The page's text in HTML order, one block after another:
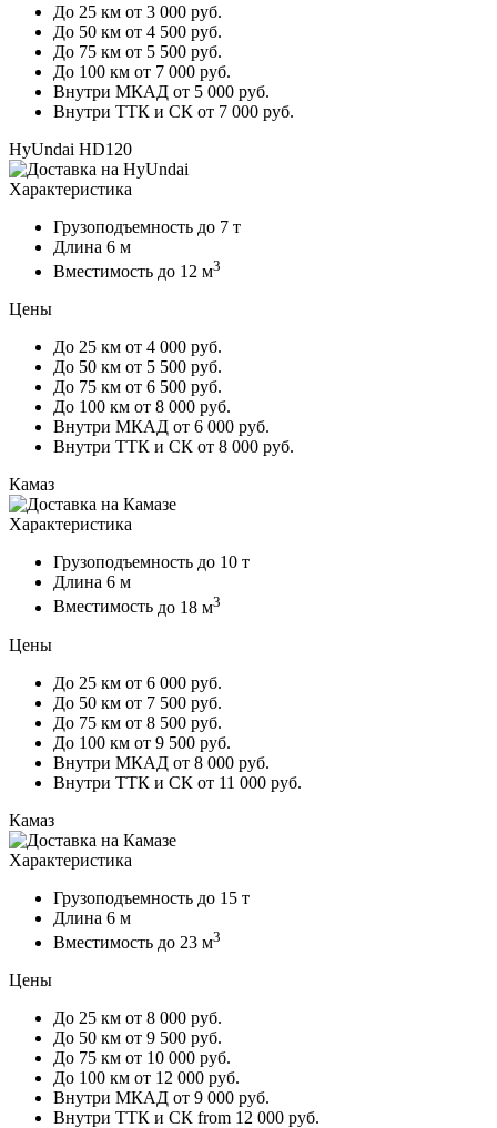
До 25 км от 3 000 руб.
До 50 км от 4 500 руб.
До 75 км от 5 500 руб.
До 100 км от 7 000 руб.
Внутри МКАД от 5 000 руб.
Внутри ТТК и СК от 7 000 руб.
HyUndai HD120
Характеристика
Грузоподъемность до 7 т
Длина 6 м
Вместимость до 12 м3
Цены
До 25 км от 4 000 руб.
До 50 км от 5 500 руб.
До 75 км от 6 500 руб.
До 100 км от 8 000 руб.
Внутри МКАД от 6 000 руб.
Внутри ТТК и СК от 8 000 руб.
Камаз
Характеристика
Грузоподъемность до 10 т
Длина 6 м
Вместимость до 18 м3
Цены
До 25 км от 6 000 руб.
До 50 км от 7 500 руб.
До 75 км от 8 500 руб.
До 100 км от 9 500 руб.
Внутри МКАД от 8 000 руб.
Внутри ТТК и СК от 11 000 руб.
Камаз
Характеристика
Грузоподъемность до 15 т
Длина 6 м
Вместимость до 23 м3
Цены
До 25 км от 8 000 руб.
До 50 км от 9 500 руб.
До 75 км от 10 000 руб.
До 100 км от 12 000 руб.
Внутри МКАД от 9 000 руб.
Внутри ТТК и СК from 12 000 руб.